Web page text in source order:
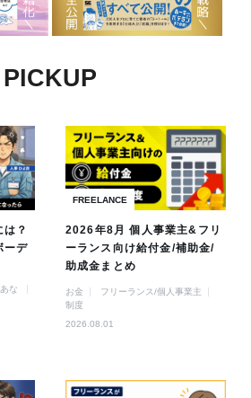
PICKUP
？
ーデ
な
FREELANCE
2026年8月 個人事業主&フリ
ーランス向け給付金/補助金/
助成金まとめ
お金
フリーランス/個人事業主
制度
2026.08.01